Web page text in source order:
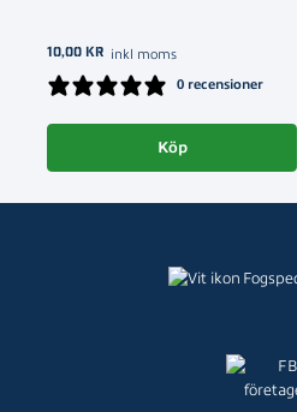
10,00 kr inkl moms
0 recensioner
Köp